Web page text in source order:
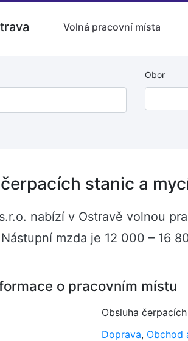
Volná pracovní místa
Obor
stanic a
nabízí v Ostravě volnou
mzda je 12 000 – 16
o pracovním místu
Obsluha
Doprava, Obchod